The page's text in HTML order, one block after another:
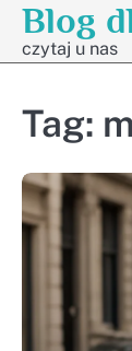
Skip
content
Blog
czytaj u nas
Tag: